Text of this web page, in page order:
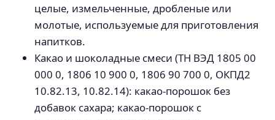
целые, измельченные, дробленые или
молотые, используемые для приготовления
напитков.
Какао и шоколадные смеси (ТН ВЭД 1805 00
000 0, 1806 10 900 0, 1806 90 700 0, ОКПД2
10.82.13, 10.82.14): какао-порошок без
добавок сахара; какао-порошок с